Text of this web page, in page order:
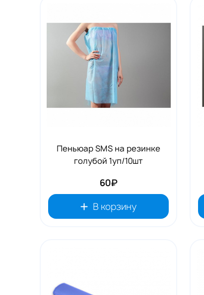
Дезинфекция и стерилизация
Парикмахерские и салоны красоты
Расходники и хозтовары.
Пеньюар SMS на резинке
голубой 1уп/10шт
60₽
В корзину